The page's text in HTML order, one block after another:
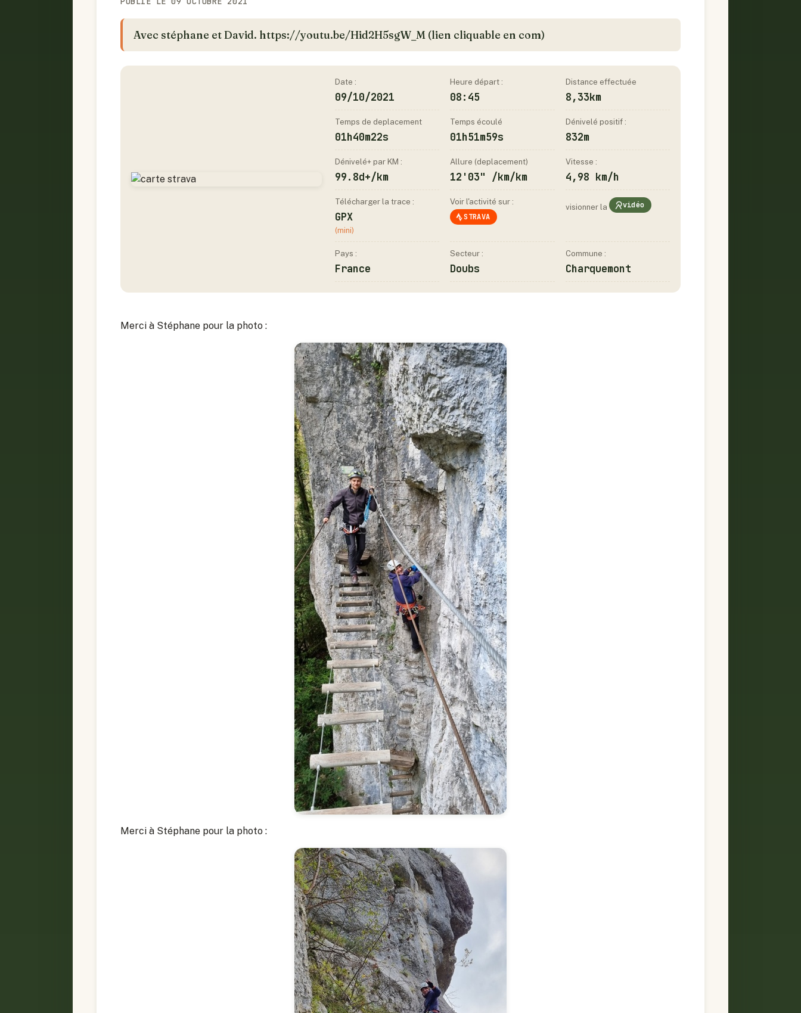
Avec stéphane et David. https://youtu.be/Hid2H5sgW_M (lien cliquable en com)
Date :
09/10/2021
Heure départ :
08:45
Distance effectuée
8,33km
Temps de deplacement
01h40m22s
Temps écoulé
01h51m59s
Dénivelé positif :
832m
Dénivelé+ par KM :
99.8d+/km
Allure (deplacement)
12'03" /km/km
Vitesse :
4,98 km/h
Télécharger la trace :
GPX
(mini)
Voir l'activité sur :
STRAVA
visionner la vidéo
Pays :
France
Secteur :
Doubs
Commune :
Charquemont
Merci à Stéphane pour la photo :
Merci à Stéphane pour la photo :